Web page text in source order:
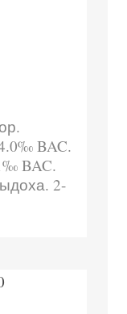
BAC.
BAC.
2-